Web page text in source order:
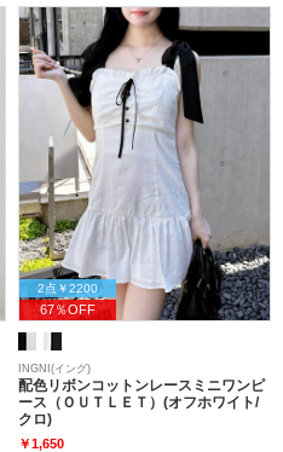
2点￥2200
67％OFF
INGNI(イング)
配色リボンコットンレースミニワンピ
ース（ＯＵＴＬＥＴ）(オフホワイト/
クロ)
￥1,650